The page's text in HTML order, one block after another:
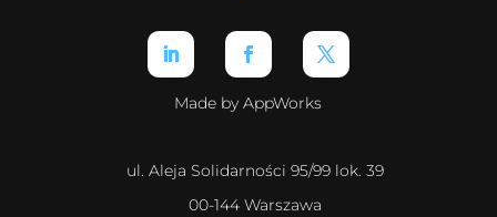
Made by AppWorks
ul. Aleja Solidarności 95/99 lok. 39
00-144 Warszawa